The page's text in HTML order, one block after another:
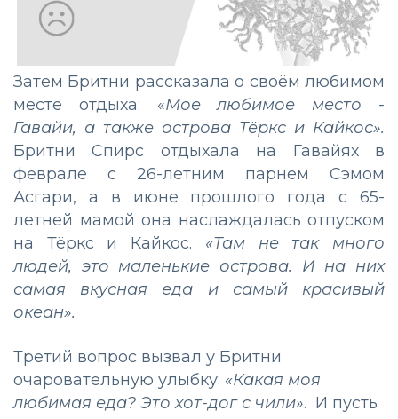
Затем Бритни рассказала о своём любимом
месте отдыха: «Мое любимое место -
Гавайи, а также острова Тёркс и Кайкос».
Бритни Спирс отдыхала на Гавайях в
феврале с 26-летним парнем Сэмом
Асгари, а в июне прошлого года с 65-
летней мамой она наслаждалась отпуском
на Тёркс и Кайкос. «Там не так много
людей, это маленькие острова. И на них
самая вкусная еда и самый красивый
океан».
Третий вопрос вызвал у Бритни
очаровательную улыбку: «Какая моя
любимая еда? Это хот-дог с чили». И пусть